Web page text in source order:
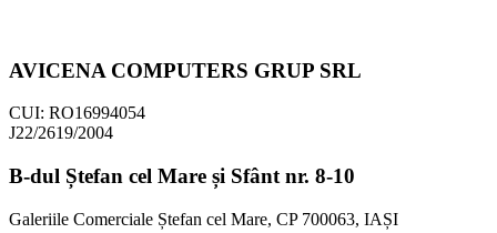
AVICENA COMPUTERS GRUP SRL
CUI: RO16994054
J22/2619/2004
B-dul Ștefan cel Mare și Sfânt nr. 8-10
Galeriile Comerciale Ștefan cel Mare, CP 700063, IAȘI